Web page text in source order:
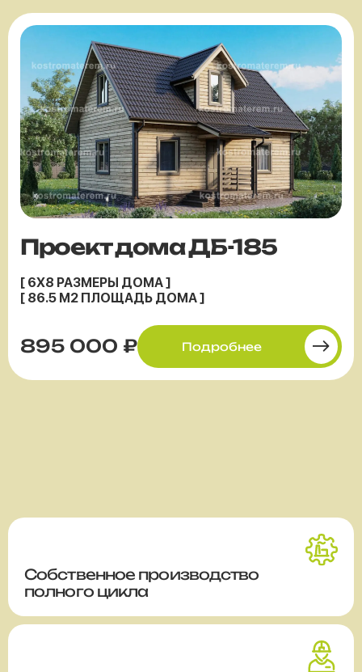
Проект дома ДБ-185
[ 6X8 РАЗМЕРЫ ДОМА ]
[ 86.5 М2 ПЛОЩАДЬ ДОМА ]
895 000 ₽ Подробнее
Собственное производство
полного цикла